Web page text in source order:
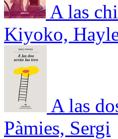
A las
Kiyoko,
A las
Pàmies, Sergi